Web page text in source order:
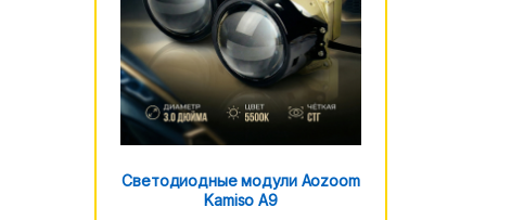
Светодиодные модули Aozoom
Kamiso A9